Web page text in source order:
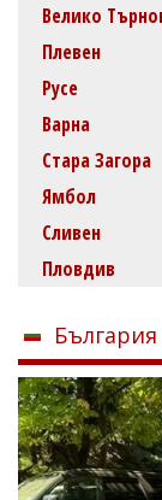
Велико
Плевен
Русе
Варна
Стара Загора
Ямбол
Сливен
Пловдив
България